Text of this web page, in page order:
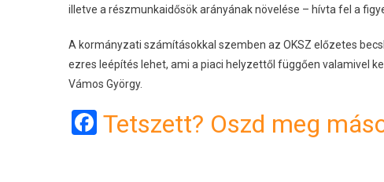
illetve a részmunkaidősök arányának növelése – hívta fel a
A kormányzati számításokkal szemben az OKSZ előzetes
ezres leépítés lehet, ami a piaci helyzettől függően valamivel
Vámos György.
Facebook
Tetszett? Oszd meg